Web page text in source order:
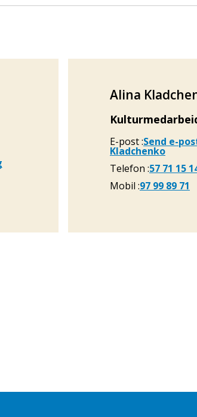
Alina
E-post Send e-
Kladchenko
Telefon 57 71 15
Mobil 97 99 89 71